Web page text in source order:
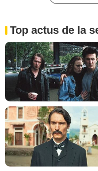
Top actus de la